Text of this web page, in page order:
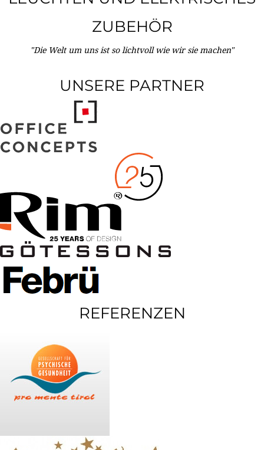
ZUBEHÖR
"Die Welt um uns ist so lichtvoll wie wir sie machen"
UNSERE PARTNER
REFERENZEN